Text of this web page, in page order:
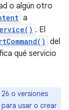
o algún otro
a
. El
del
qué servicio
o versiones
usar o crear